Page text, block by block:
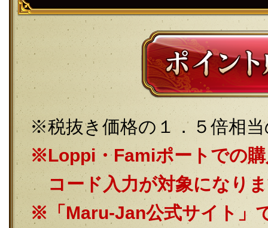
税抜き価格の１．５倍相
Loppi・Famiポートでの
コード入力が対象になり
「Maru-Jan公式サイト」